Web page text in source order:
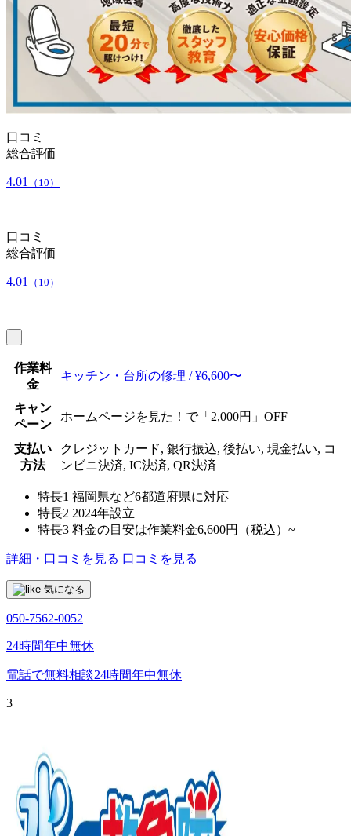
口コミ
総合評価
4.01 （10）
口コミ
総合評価
4.01 （10）
作業料
金
キッチン・台所の修理 / ¥6,600〜
キャン
ペーン
ホームページを見た！で「2,000円」OFF
支払い
方法
クレジットカード, 銀行振込, 後払い, 現金払い, コ
ンビニ決済, IC決済, QR決済
特長1 福岡県など6都道府県に対応
特長2 2024年設立
特長3 料金の目安は作業料金6,600円（税込）~
詳細・口コミを見る 口コミを見る
気になる
050-7562-0052
24時間年中無休
電話で無料相談24時間年中無休
3